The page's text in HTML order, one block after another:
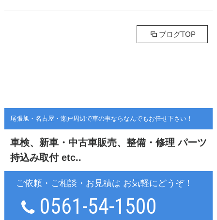
ブログTOP
尾張旭・名古屋・瀬戸周辺で車の事ならなんでもお任せ下さい！
車検、新車・中古車販売、整備・修理 パーツ
持込み取付 etc..
ご依頼・ご相談・お見積は お気軽にどうぞ！
0561-54-1500